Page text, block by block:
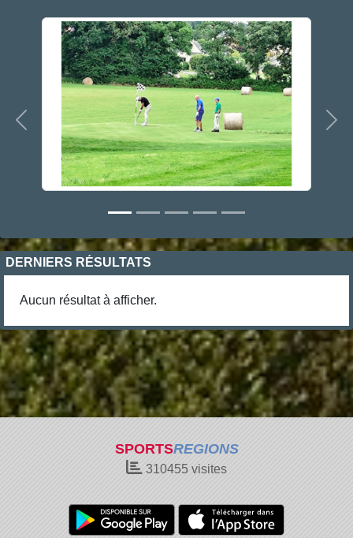
Précedent
DERNIERS RÉSULTATS
Aucun résultat à afficher.
SPORTSREGIONS
310455 visites